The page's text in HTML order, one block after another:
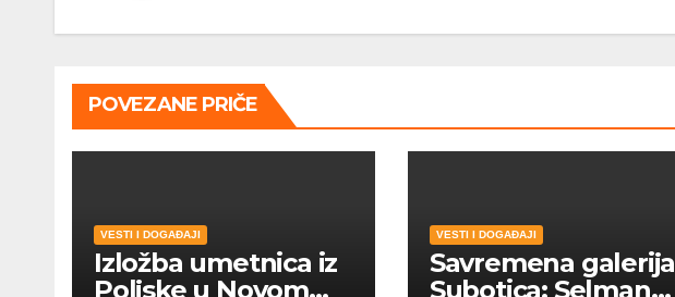
POVEZANE PRIČE
VESTI I DOGAĐAJI
Izložba umetnica iz
Poljske u Novom
VESTI I DOGAĐAJI
Savremena galerija
Subotica: Selman